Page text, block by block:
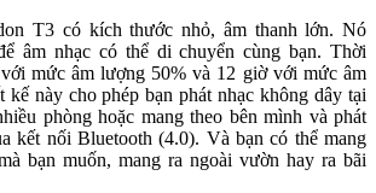
T3 có kích thước nhỏ, âm thanh lớn. Nó
âm nhạc có thể di chuyển cùng bạn. Thời
mức âm lượng 50% và 12 giờ với mức âm
này cho phép bạn phát nhạc không dây tại
phòng hoặc mang theo bên mình và phát
kết nối Bluetooth (4.0). Và bạn có thể mang
bạn muốn, mang ra ngoài vườn hay ra bãi